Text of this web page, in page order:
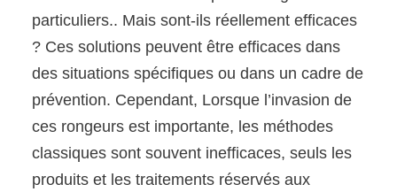
particuliers.. Mais sont-ils réellement efficaces
? Ces solutions peuvent être efficaces dans
des situations spécifiques ou dans un cadre de
prévention. Cependant, Lorsque l’invasion de
ces rongeurs est importante, les méthodes
classiques sont souvent inefficaces, seuls les
produits et les traitements réservés aux